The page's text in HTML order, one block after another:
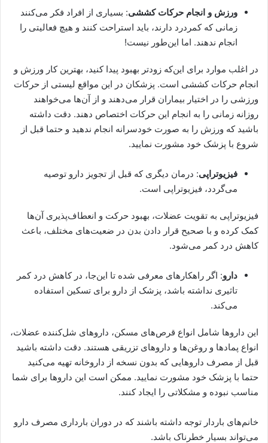
ورزش و انجام حرکات کششی: بسیاری از افراد فکر می‌کنند
زمانی که کمردرد دارند، باید استراحت کنند و هیچ فعالیتی را
انجام ندهند. اما این‌طور نیست!
در اغلب موارد برای این‌که زودتر بهبود پیدا کنید، بهترین کار ورزش و
انجام حرکات کششی است. پزشکان در این مواقع لیستی از حرکات
ورزشی را در اختیار بیماران قرار می‌دهند و از آن‌ها می‌خواهند
روزانه زمانی را به انجام این حرکات اختصاص دهند. دقت داشته
باشید که ورزش را به صورت خودسرانه انجام ندهید و حتما قبل از
شروع با پزشک خود مشورت نمایید.
فیزیوتراپی: درمان دیگری که قبل از تجویز دارو توصیه
می‌گردد، فیزیوتراپی است.
فیزیوتراپی به تقویت عضلات، بهبود حرکت و انعطاف‌پذیری آن‌ها
کمک کرده و با صحیح قرار دادن بدن در ضعیت‌های مختلف، باعث
کاهش درد کمر می‌شود.
دارو: اگر راهکارهای معرفی شده تا این‌جا، در کاهش درد کمر
تاثیری نداشته باشد، پزشک از دارو برای تسکین استفاده
می‌کند.
این داروها شامل انواع قرص‌های مسکن، داروهای شل‌کننده عضلات،
انواع پمادها و روغن‌ها و داروهای تزریقی هستند. دقت داشته باشید
قبل از مصرف داروهایی که بدون نسخه از داروخانه تهیه می‌کنید
حتما با پزشک خود مشورت نمایید. ممکن است این داروها برای شما
مناسب نبوده و مشکلاتی را ایجاد کنند.
خانم‌های باردار توجه داشته باشند که در دوران بارداری مصرف دارو
می‌تواند بسیار خطرناک باشد.